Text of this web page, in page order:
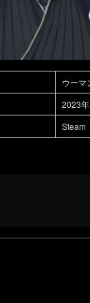
ウーマ
2023
Steam